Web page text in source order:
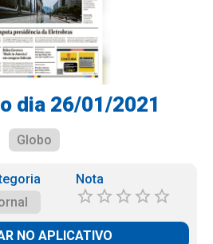
dia 26/01/2021
Globo
Nota
NO APLICATIVO